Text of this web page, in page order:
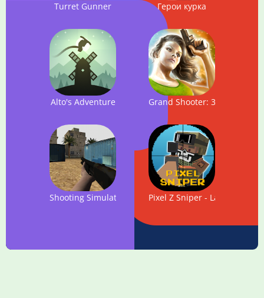
Turret Gunner Герои курка
Alto's Adventure Grand Shooter: 3D Gun
Shooting Simulator 3D Pixel Z Sniper - Last Hunter